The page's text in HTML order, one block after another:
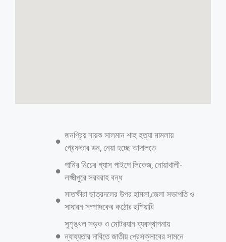
জনপ্রিয় নায়ক সালমান শাহ হত্যা মামলায়
গ্রেফতার ডন, নেয়া হচ্ছে আদালতে
পানির নিচের গ্যাস পাইপে লিকেজ, নোয়াখালী-
লক্ষ্মীপুরে সরবরাহ বন্ধ
সাতক্ষীরা ছাত্রদলের উপর হামলা,জেলা সভাপতি ও
সাধারন সম্পাদকের কঠোর হুশিয়ারি
‎সুশৃঙ্খল সড়ক ও মোটরযান ব্যবস্থাপনায়
ন্যায্যতার দাবিতে জাতীয় প্রেসক্লাবের সামনে